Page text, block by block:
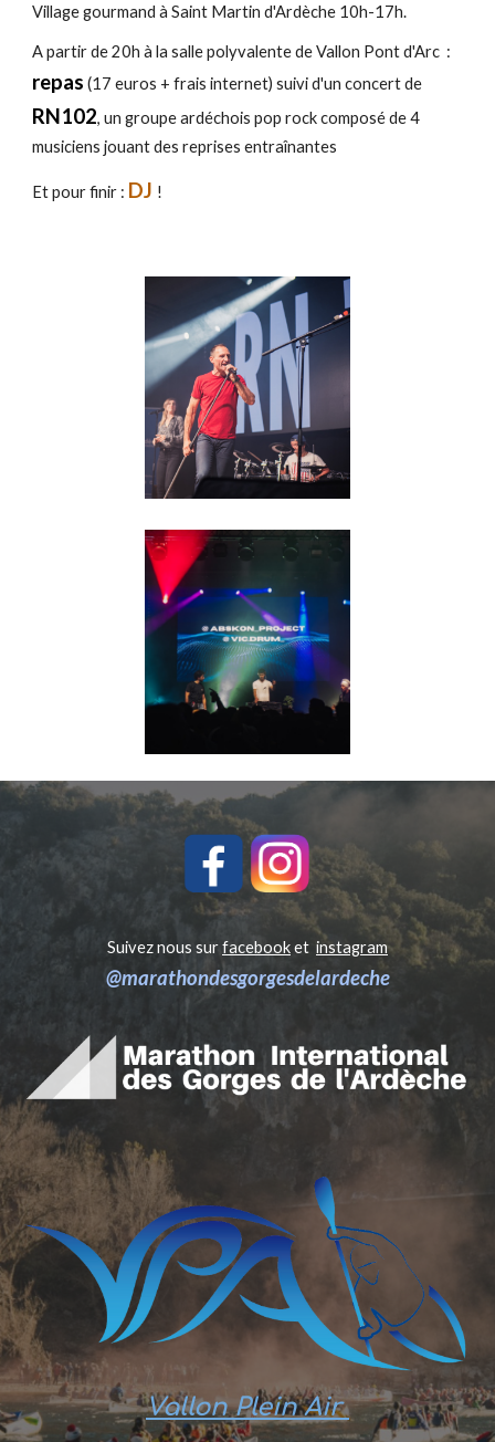
Village gourmand à Saint Martin d'Ardèche 10h-17h.
A partir de 20h à la salle polyvalente de Vallon Pont d'Arc :
repas (17 euros + frais internet)suivi d'unconcert de
RN102, un groupe ardéchois pop rockcomposé de 4
musiciens jouant des reprises entraînantes
Et pour finir : DJ !
Suivez nous surfacebooket instagram
@marathondesgorgesdelardeche
Vallon Plein Air